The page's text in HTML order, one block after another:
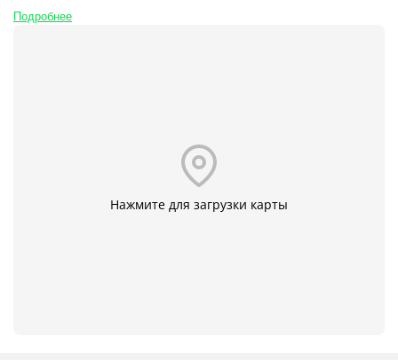
Подробнее
Нажмите для загрузки карты